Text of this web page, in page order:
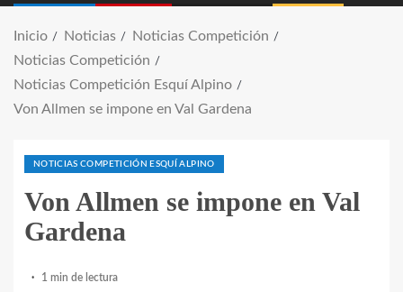
Inicio Noticias
Noticias Competición
Noticias Competición
Noticias Competición Esquí Alpino
Von Allmen se impone en Val Gardena
NOTICIAS COMPETICIÓN ESQUÍ ALPINO
Von Allmen se impone en Val
Gardena
1 min de lectura